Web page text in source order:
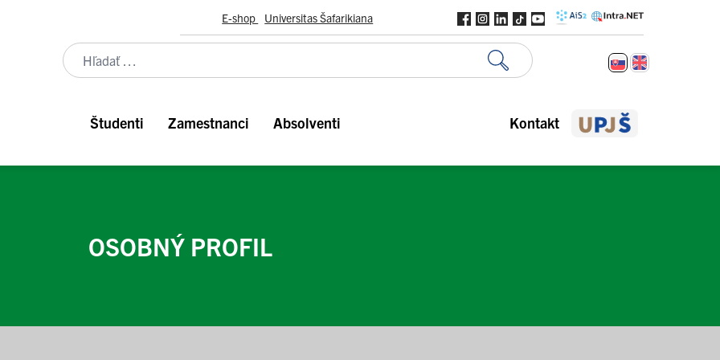
E-shop Universitas Šafarikiana
Študenti Zamestnanci Absolventi Kontakt
OSOBNÝ PROFIL